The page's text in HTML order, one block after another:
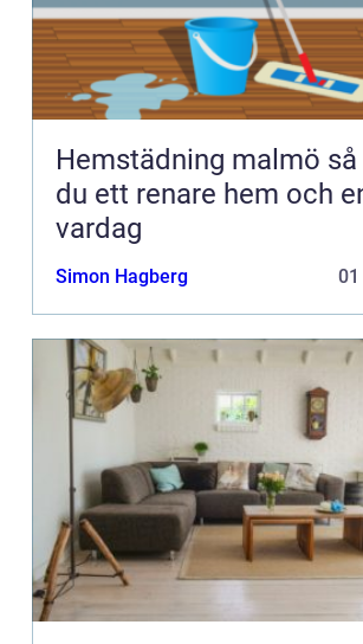
Hemstädning malmö så skapar
du ett renare hem och
vardag
Simon Hagberg